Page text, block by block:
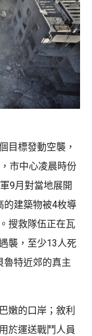
目標發動空襲，
市中心凌晨時份
9月對當地展開
的建築物被4枚導
搜救隊伍正在瓦
襲，至少13人死
魯特近郊的真主
嫩的口岸；敘利
於運送戰鬥人員